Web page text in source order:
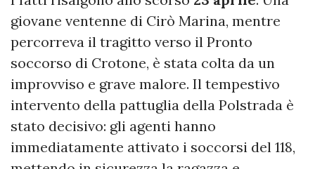
giovane ventenne di Cirò Marina, mentre
percorreva il tragitto verso il Pronto
soccorso di Crotone, è stata colta da un
improvviso e grave malore. Il tempestivo
intervento della pattuglia della Polstrada è
stato decisivo: gli agenti hanno
immediatamente attivato i soccorsi del 118,